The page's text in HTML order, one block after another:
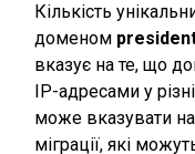
Кількість
доменом
вказує на те, що
IP-адресами у
може вказувати на
міграції, які